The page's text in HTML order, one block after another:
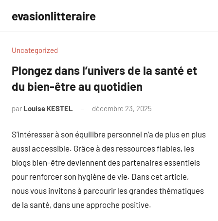
contenu
evasionlitteraire
Uncategorized
Plongez dans l’univers de la santé et
du bien-être au quotidien
par Louise KESTEL décembre 23, 2025
S’intéresser à son équilibre personnel n’a de plus en plus
aussi accessible. Grâce à des ressources fiables, les
blogs bien-être deviennent des partenaires essentiels
pour renforcer son hygiène de vie. Dans cet article,
nous vous invitons à parcourir les grandes thématiques
de la santé, dans une approche positive.